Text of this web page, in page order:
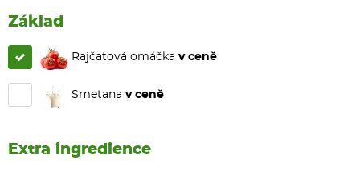
Základ
Rajčatová omáčka v ceně
Smetana v ceně
Extra ingredience